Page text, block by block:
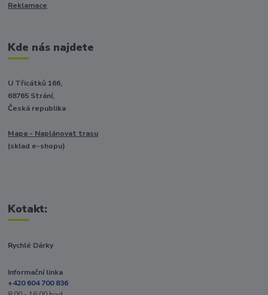
Reklamace
Kde nás najdete
U Třicátků 166,
68765 Strání,
Česká republika
Mapa - Naplánovat trasu
(sklad e-shopu)
Kotakt:
Rychlé Dárky
Informační linka
+420 604 700 836